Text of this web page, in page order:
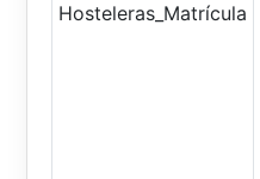
Hosteleras_Matrícula